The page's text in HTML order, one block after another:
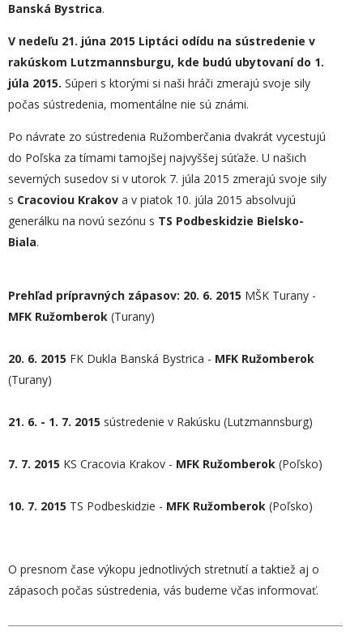
Banská Bystrica.
V nedeľu 21. júna 2015 Liptáci odídu na sústredenie v
rakúskom Lutzmannsburgu, kde budú ubytovaní do 1.
júla 2015. Súperi s ktorými si naši hráči zmerajú svoje sily
počas sústredenia, momentálne nie sú známi.
Po návrate zo sústredenia Ružomberčania dvakrát vycestujú
do Poľska za tímami tamojšej najvyššej súťaže. U našich
severných susedov si v utorok 7. júla 2015 zmerajú svoje sily
s Cracoviou Krakov a v piatok 10. júla 2015 absolvujú
generálku na novú sezónu s TS Podbeskidzie Bielsko-
Biala.
Prehľad prípravných zápasov: 20. 6. 2015 MŠK Turany -
MFK Ružomberok (Turany)
20. 6. 2015 FK Dukla Banská Bystrica - MFK Ružomberok
(Turany)
21. 6. - 1. 7. 2015 sústredenie v Rakúsku (Lutzmannsburg)
7. 7. 2015 KS Cracovia Krakov - MFK Ružomberok (Poľsko)
10. 7. 2015 TS Podbeskidzie - MFK Ružomberok (Poľsko)
O presnom čase výkopu jednotlivých stretnutí a taktiež aj o
zápasoch počas sústredenia, vás budeme včas informovať.